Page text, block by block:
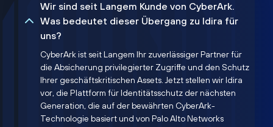
Wir sind seit Langem Kunde von CyberArk.
Was bedeutet dieser Übergang zu Idira für
uns?
CyberArk ist seit Langem Ihr zuverlässiger Partner für
die Absicherung privilegierter Zugriffe und den Schutz
Ihrer geschäftskritischen Assets. Jetzt stellen wir Idira
vor, die Plattform für Identitätsschutz der nächsten
Generation, die auf der bewährten CyberArk-
Technologie basiert und von Palo Alto Networks